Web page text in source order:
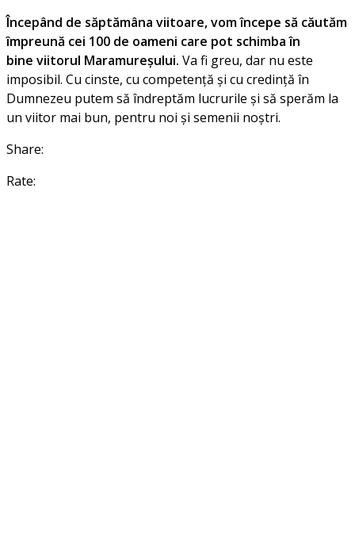
Începând de săptămâna viitoare, vom începe să căutăm
împreună cei 100 de oameni care pot schimba în
bine viitorul Maramureșului. Va fi greu, dar nu este
imposibil. Cu cinste, cu competență și cu credință în
Dumnezeu putem să îndreptăm lucrurile și să sperăm la
un viitor mai bun, pentru noi și semenii noștri.
Share:
Rate: